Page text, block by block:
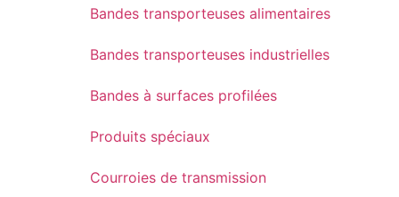
Bandes transporteuses alimentaires
Bandes transporteuses industrielles
Bandes à surfaces profilées
Produits spéciaux
Courroies de transmission